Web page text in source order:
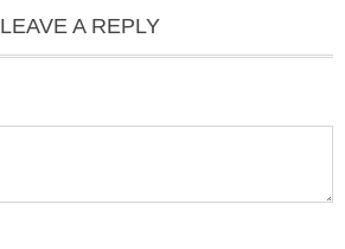
LEAVE A REPLY